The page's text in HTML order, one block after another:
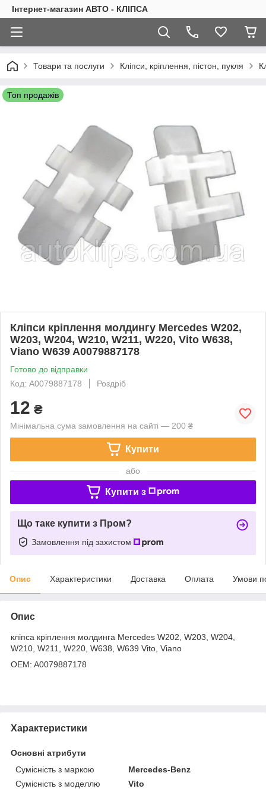
Інтернет-магазин АВТО - КЛІПСА
Товари та послуги Кліпси, кріплення, пістон, пукля
Топ продажів
Кліпси кріплення молдингу Mercedes W202,
W203, W204, W210, W211, W220, Vito W638,
Viano W639 A0079887178
Готово до відправки
Код: A0079887178
Роздріб
12 ₴
Мінімальна сума замовлення на сайті — 200 ₴
Купити
або
Купити з
Що таке купити з Пром?
Замовлення під захистом
Опис Характеристики Доставка Оплата Умови
Опис
кліпса кріплення молдинга Mercedes W202, W203, W204,
W210, W211, W220, W638, W639 Vito, Viano
OEM: A0079887178
Характеристики
Основні атрибути
Сумісність з маркою
Mercedes-Benz
Сумісність з моделлю
Vito